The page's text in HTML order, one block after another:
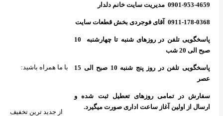
0901-953-4659 مدیریت سایت خانم دلدار
0911-178-0368 آقای فوجردی بخش قطعات سایت
پاسخگویی تلفن در روزهای شنبه تا چهارشنبه 10
صبح الی 20 شب
پاسخگویی تلفن در روز پنج شنبه 10 صبح الی 15
عصر
سفارش در تمامی روزهای تعطیل ثبت شده و
ارسال از اولین آغاز ساعت اداری صورت میگیرد.
با ما همراه باشید:
از جدید ترین تخفیف